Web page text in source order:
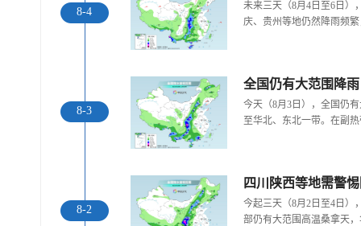
8-4
未来三天（8月4日至6日）
庆、贵州等地仍然降雨频
8-3
全国仍有大范围降
今天（8月3日），全国仍
至华北、东北一带。在副
8-2
今起三天（8月2日至4日）
部仍有大范围高温桑拿天